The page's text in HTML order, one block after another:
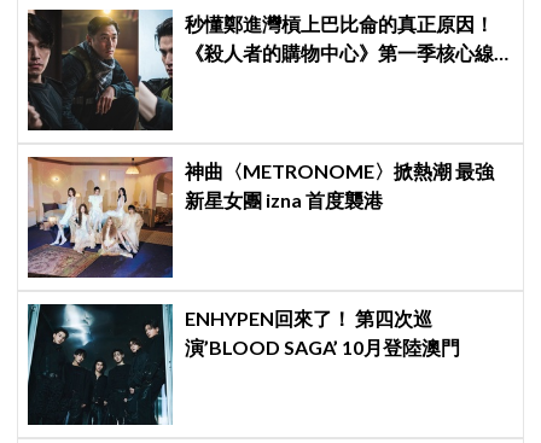
秒懂鄭進灣槓上巴比侖的真正原因！
《殺人者的購物中心》第一季核心線
神曲〈METRONOME〉掀熱潮 最強
新星女團 izna 首度襲港
ENHYPEN回來了！ 第四次巡
演’BLOOD SAGA’ 10月登陸澳門